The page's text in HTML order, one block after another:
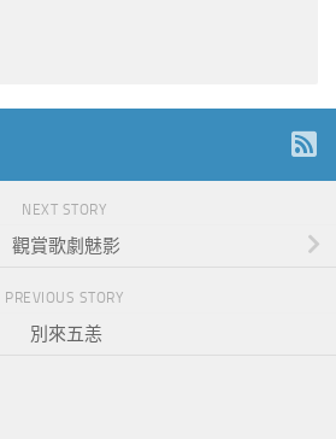
NEXT STORY
觀賞歌劇魅影
PREVIOUS STORY
別來五恙